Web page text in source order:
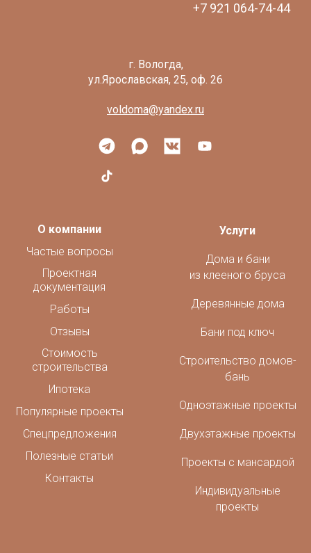
+7 921 064-74-44
voldoma@yandex.ru
Услуги
Дома и бани
из клееного бруса
Деревянные дома
Бани под ключ
Строительство домов-
бань
Одноэтажные проекты
Двухэтажные проекты
Проекты с мансардой
Индивидуальные
проекты
О компании
Частые вопросы
Проектная
документация
Работы
Отзывы
Стоимость
строительства
Ипотека
Популярные проекты
Спецпредложения
Полезные статьи
Контакты